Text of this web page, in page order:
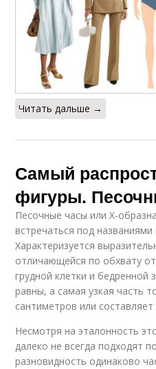
Читать дальше →
Самый
фигуры.
Песочные часы или X-
встречаться под названиями
Характеризуется
отличающейся по обхвату
грудной клетки и бедренной
равны, а самая узкая часть
сантиметров или
Несмотря на эталонность
далеко не всегда подходят
разновидность одинаково